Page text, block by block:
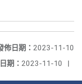
佈日期： 2023-11-10
期： 2023-11-10 |